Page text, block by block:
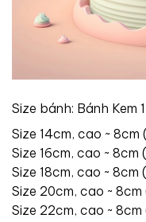
Size bánh: Bánh Kem
Size 14cm, cao ~
Size 16cm, cao ~
Size 18cm, cao ~
Size 20cm, cao ~ 8cm
Size 22cm, cao ~